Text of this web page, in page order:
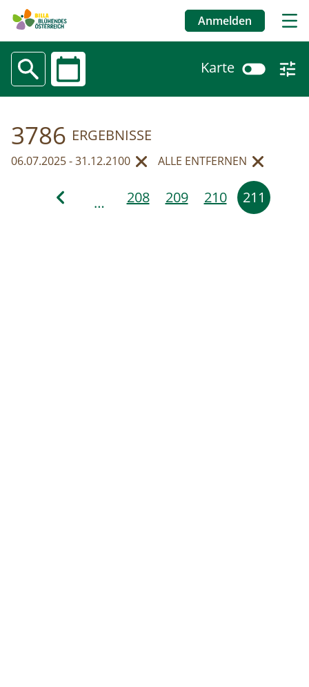
Benutzermenü
Anmelden
Datum Karte
3786 ERGEBNISSE
06.07.2025 - 31.12.2100
entfernen
ALLE ENTFERNEN
ENTFERNEN
Seitennummerierung
… 208 209 210 211